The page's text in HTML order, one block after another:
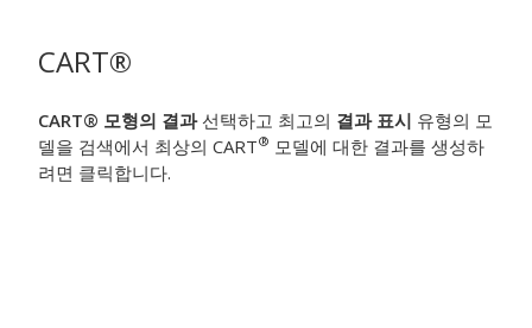
CART®
CART® 모형의 결과선택하고 최고의 결과 표시 유형의 모
델을 검색에서 최상의 CART® 모델에 대한 결과를 생성하
려면 클릭합니다.